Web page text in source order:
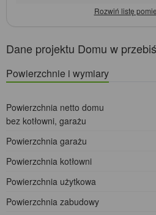
Dane projektu Domu w
Powierzchnie i wymiary
Powierzchnia netto domu
bez kotłowni, garażu
Powierzchnia garażu
Powierzchnia kotłowni
Powierzchnia użytkowa
Powierzchnia zabudowy